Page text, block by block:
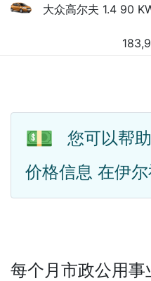
大众高尔夫 1.4 90
💵
您可以帮
价格信息 在伊
每个月市政公用事